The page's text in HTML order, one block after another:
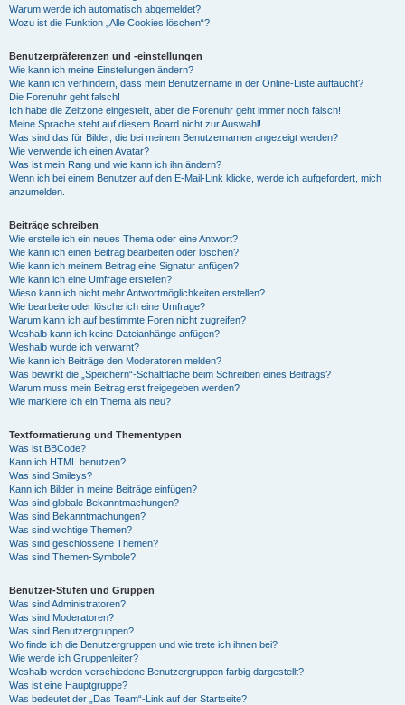
Warum werde ich automatisch abgemeldet?
Wozu ist die Funktion „Alle Cookies löschen“?
Benutzerpräferenzen und -einstellungen
Wie kann ich meine Einstellungen ändern?
Wie kann ich verhindern, dass mein Benutzername in der Online-Liste auftaucht?
Die Forenuhr geht falsch!
Ich habe die Zeitzone eingestellt, aber die Forenuhr geht immer noch falsch!
Meine Sprache steht auf diesem Board nicht zur Auswahl!
Was sind das für Bilder, die bei meinem Benutzernamen angezeigt werden?
Wie verwende ich einen Avatar?
Was ist mein Rang und wie kann ich ihn ändern?
Wenn ich bei einem Benutzer auf den E-Mail-Link klicke, werde ich aufgefordert, mich
anzumelden.
Beiträge schreiben
Wie erstelle ich ein neues Thema oder eine Antwort?
Wie kann ich einen Beitrag bearbeiten oder löschen?
Wie kann ich meinem Beitrag eine Signatur anfügen?
Wie kann ich eine Umfrage erstellen?
Wieso kann ich nicht mehr Antwortmöglichkeiten erstellen?
Wie bearbeite oder lösche ich eine Umfrage?
Warum kann ich auf bestimmte Foren nicht zugreifen?
Weshalb kann ich keine Dateianhänge anfügen?
Weshalb wurde ich verwarnt?
Wie kann ich Beiträge den Moderatoren melden?
Was bewirkt die „Speichern“-Schaltfläche beim Schreiben eines Beitrags?
Warum muss mein Beitrag erst freigegeben werden?
Wie markiere ich ein Thema als neu?
Textformatierung und Thementypen
Was ist BBCode?
Kann ich HTML benutzen?
Was sind Smileys?
Kann ich Bilder in meine Beiträge einfügen?
Was sind globale Bekanntmachungen?
Was sind Bekanntmachungen?
Was sind wichtige Themen?
Was sind geschlossene Themen?
Was sind Themen-Symbole?
Benutzer-Stufen und Gruppen
Was sind Administratoren?
Was sind Moderatoren?
Was sind Benutzergruppen?
Wo finde ich die Benutzergruppen und wie trete ich ihnen bei?
Wie werde ich Gruppenleiter?
Weshalb werden verschiedene Benutzergruppen farbig dargestellt?
Was ist eine Hauptgruppe?
Was bedeutet der „Das Team“-Link auf der Startseite?